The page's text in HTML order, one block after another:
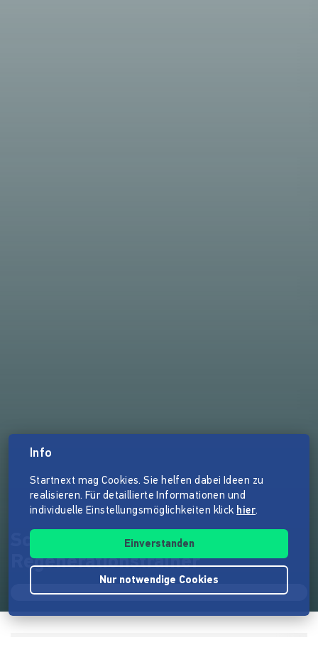
Schafe zählen adé - Schlaf +
Regenerationstrainer
Info
Startnext mag Cookies. Sie helfen dabei Ideen zu
realisieren. Für detaillierte Informationen und
individuelle Einstellungsmöglichkeiten klick hier.
Einverstanden
Nur notwendige Cookies